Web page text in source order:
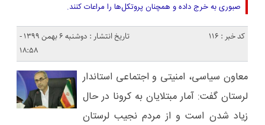
صبوری به خرج داده و همچنان پروتکل‌ها را مراعات کنند.
کد خبر : 116
تاریخ انتشار : دوشنبه ۶ بهمن ۱۳۹۹ -
۱۸:۵۸
معاون سیاسی، امنیتی و اجتماعی استاندار
لرستان گفت: آمار مبتلایان به کرونا در حال
زیاد شدن است و از مردم نجیب لرستان